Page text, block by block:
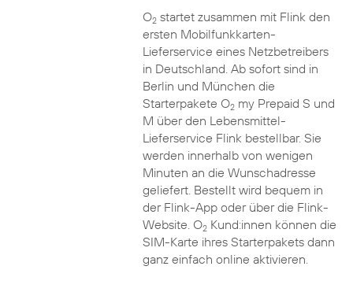
O2startet zusammen mit Flink den
ersten Mobilfunkkarten-
Lieferservice eines Netzbetreibers
in Deutschland. Ab sofort sind in
Berlin und München die
Starterpakete O2my Prepaid S und
M über den Lebensmittel-
Lieferservice Flink bestellbar. Sie
werden innerhalb von wenigen
Minuten an die Wunschadresse
geliefert. Bestellt wird bequem in
der Flink-App oder über die Flink-
Website. O2Kund:innen können die
SIM-Karte ihres Starterpakets dann
ganz einfach online aktivieren.